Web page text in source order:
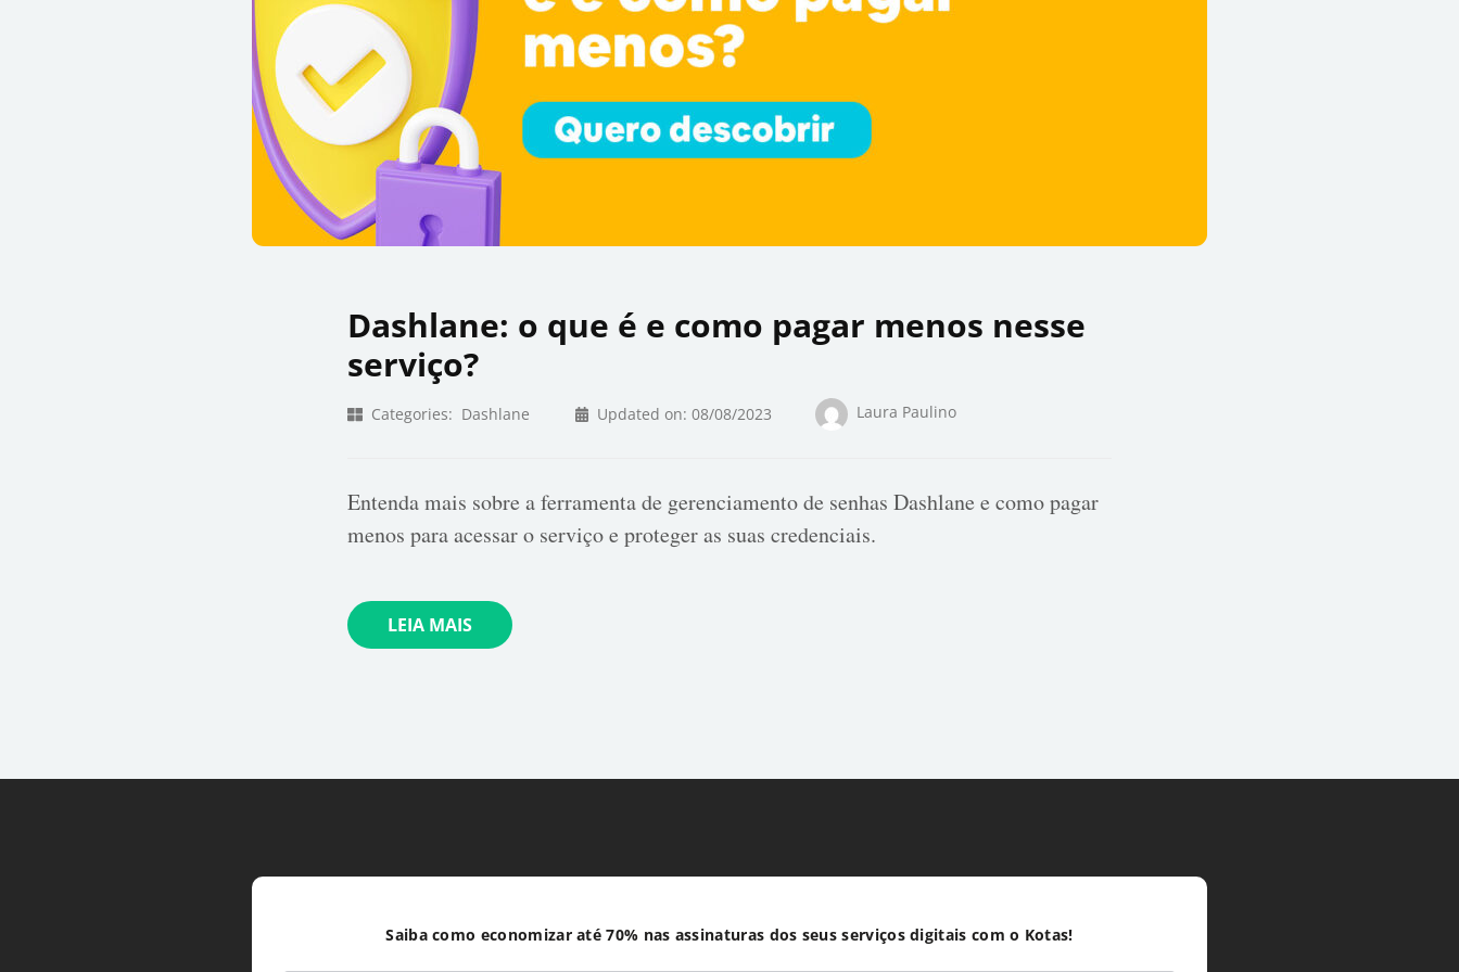
Dashlane: o que é e como pagar menos nesse
serviço?
Categories: Dashlane Updated on:08/08/2023 Laura Paulino
Entenda mais sobre a ferramenta de gerenciamento de senhas Dashlane e como pagar
menos para acessar o serviço e proteger as suas credenciais.
LEIA MAIS
Saiba como economizar até 70% nas assinaturas dos seus serviços digitais com o Kotas!